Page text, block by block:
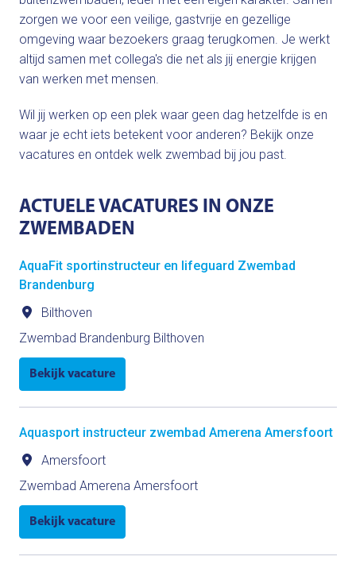
zorgen we voor een veilige, gastvrije en gezellige
omgeving waar bezoekers graag terugkomen. Je werkt
altijd samen met collega's die net als jij energie krijgen
van werken met mensen.
Wil jij werken op een plek waar geen dag hetzelfde is en
waar je echt iets betekent voor anderen? Bekijk onze
vacatures en ontdek welk zwembad bij jou past.
ACTUELE VACATURES IN ONZE
ZWEMBADEN
AquaFit sportinstructeur en lifeguard Zwembad
Brandenburg
Bilthoven
Zwembad Brandenburg Bilthoven
Bekijk vacature
Aquasport instructeur zwembad Amerena Amersfoort
Amersfoort
Zwembad Amerena Amersfoort
Bekijk vacature